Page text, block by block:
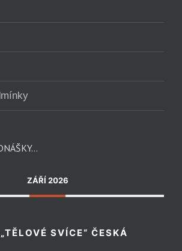
ZÁŘÍ 2026
SVÍCE“ ČESKÁ